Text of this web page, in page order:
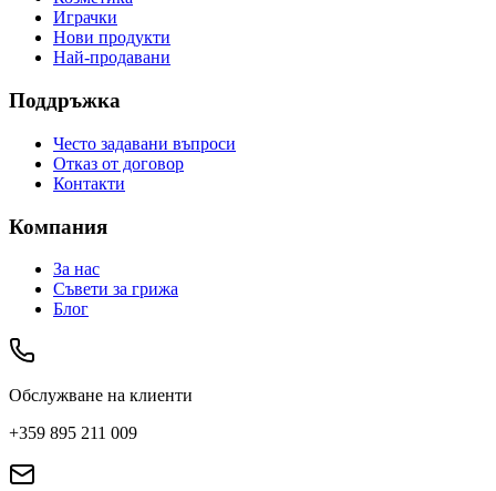
Играчки
Нови продукти
Най-продавани
Поддръжка
Често задавани въпроси
Отказ от договор
Контакти
Компания
За нас
Съвети за грижа
Блог
Обслужване на клиенти
+359 895 211 009